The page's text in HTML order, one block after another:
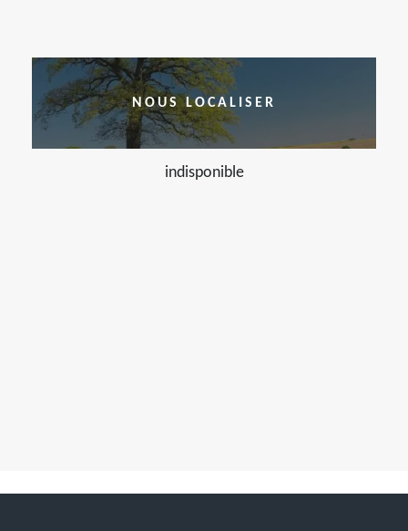
NOUS LOCALISER
indisponible